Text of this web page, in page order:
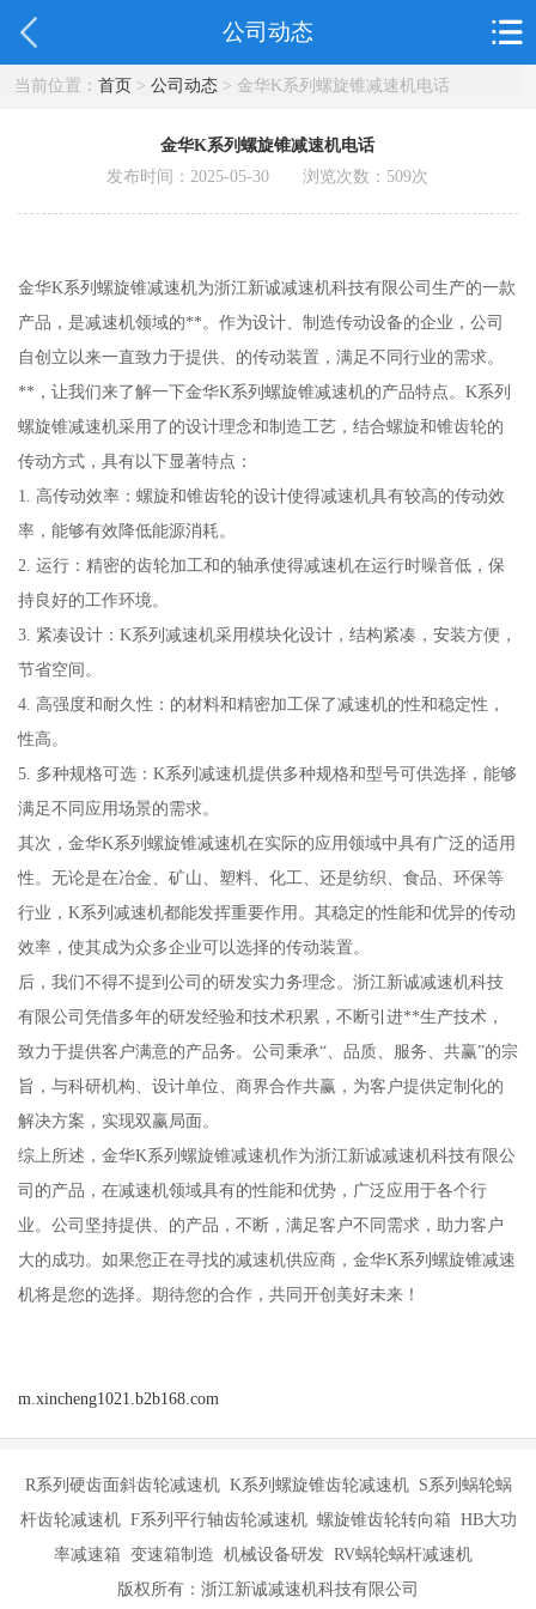
公司动态
当前位置： 首页> 公司动态> 金华K系列螺旋锥减速机电话
金华K系列螺旋锥减速机电话
发布时间：2025-05-30 浏览次数： 509次
金华K系列螺旋锥减速机为浙江新诚减速机科技有限公司生产的一款
产品，是减速机领域的**。作为设计、制造传动设备的企业，公司
自创立以来一直致力于提供、的传动装置，满足不同行业的需求。
**，让我们来了解一下金华K系列螺旋锥减速机的产品特点。K系列
螺旋锥减速机采用了的设计理念和制造工艺，结合螺旋和锥齿轮的
传动方式，具有以下显著特点：
1. 高传动效率：螺旋和锥齿轮的设计使得减速机具有较高的传动效
率，能够有效降低能源消耗。
2. 运行：精密的齿轮加工和的轴承使得减速机在运行时噪音低，保
持良好的工作环境。
3. 紧凑设计：K系列减速机采用模块化设计，结构紧凑，安装方便，
节省空间。
4. 高强度和耐久性：的材料和精密加工保了减速机的性和稳定性，
性高。
5. 多种规格可选：K系列减速机提供多种规格和型号可供选择，能够
满足不同应用场景的需求。
其次，金华K系列螺旋锥减速机在实际的应用领域中具有广泛的适用
性。无论是在冶金、矿山、塑料、化工、还是纺织、食品、环保等
行业，K系列减速机都能发挥重要作用。其稳定的性能和优异的传动
效率，使其成为众多企业可以选择的传动装置。
后，我们不得不提到公司的研发实力务理念。浙江新诚减速机科技
有限公司凭借多年的研发经验和技术积累，不断引进**生产技术，
致力于提供客户满意的产品务。公司秉承“、品质、服务、共赢”的宗
旨，与科研机构、设计单位、商界合作共赢，为客户提供定制化的
解决方案，实现双赢局面。
综上所述，金华K系列螺旋锥减速机作为浙江新诚减速机科技有限公
司的产品，在减速机领域具有的性能和优势，广泛应用于各个行
业。公司坚持提供、的产品，不断，满足客户不同需求，助力客户
大的成功。如果您正在寻找的减速机供应商，金华K系列螺旋锥减速
机将是您的选择。期待您的合作，共同开创美好未来！
m.xincheng1021.b2b168.com
R系列硬齿面斜齿轮减速机 K系列螺旋锥齿轮减速机 S系列蜗轮蜗
杆齿轮减速机 F系列平行轴齿轮减速机 螺旋锥齿轮转向箱 HB大功
率减速箱 变速箱制造 机械设备研发 RV蜗轮蜗杆减速机
版权所有：浙江新诚减速机科技有限公司